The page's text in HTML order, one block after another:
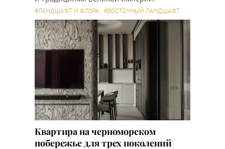
#ЛАНДШАФТ И ФЛОРА #ВОСТОЧНЫЙ ЛАНДШАФТ
Квартира на черноморском
побережье для трех поколений